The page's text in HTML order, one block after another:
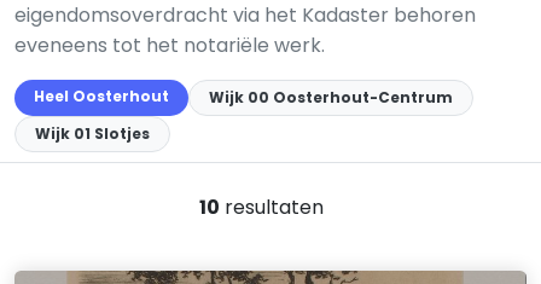
eigendomsoverdracht via het Kadaster behoren
eveneens tot het notariële werk.
Heel Oosterhout
Wijk 00 Oosterhout-Centrum
Wijk 01 Slotjes
10 resultaten